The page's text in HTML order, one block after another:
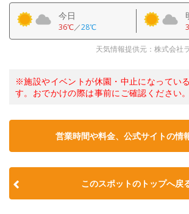
今日
36℃／28℃
天気情報提供元：株式会社
※施設やイベントが休園・中止になってい
す。おでかけの際は事前にご確認ください。
営業時間や料金、公式サイトの情
このスポットのトップへ戻